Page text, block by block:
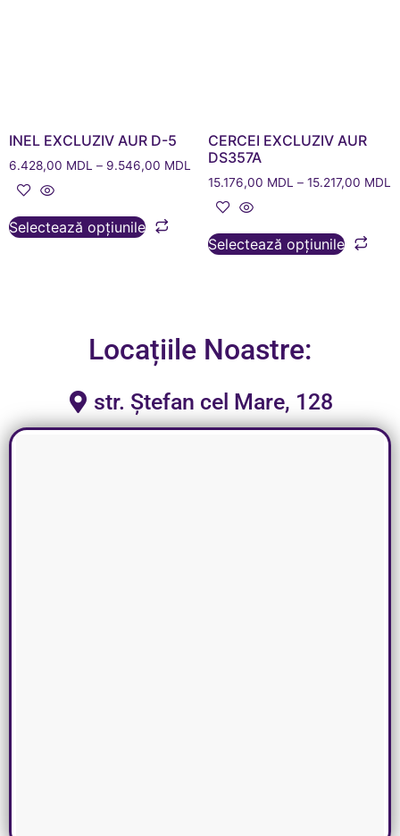
INEL EXCLUZIV AUR D-5
6.428,00 MDL – 9.546,00 MDL
Selectează opțiunile
CERCEI EXCLUZIV AUR
DS357A
15.176,00 MDL – 15.217,00 MDL
Selectează opțiunile
Locațiile Noastre:
str. Ștefan cel Mare, 128